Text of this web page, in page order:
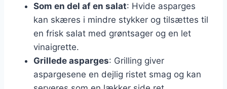
Som en del af en salat: Hvide asparges
kan skæres i mindre stykker og tilsættes til
en frisk salat med grøntsager og en let
vinaigrette.
Grillede asparges: Grilling giver
aspargesene en dejlig ristet smag og kan